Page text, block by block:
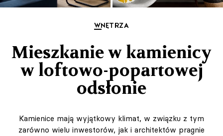
WNĘTRZA
Mieszkanie w kamienicy
w loftowo-popartowej
odsłonie
Kamienice mają wyjątkowy klimat, w związku z tym
zarówno wielu inwestorów, jak i architektów pragnie